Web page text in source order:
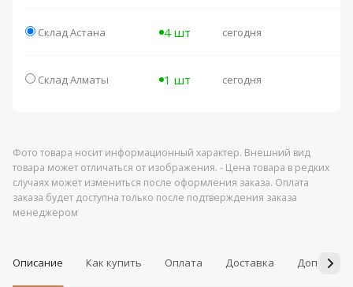
Склад Астана 4 шт сегодня
Склад Алматы 1 шт сегодня
Фото товара носит информационный характер. Внешний вид
товара может отличаться от изображения. - Цена товара в редких
случаях может измениться после оформления заказа. Оплата
заказа будет доступна только после подтверждения заказа
менеджером
Описание Как купить Оплата Доставка